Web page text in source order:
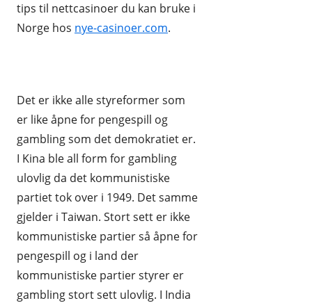
tips til nettcasinoer du kan bruke i
Norge hos nye-casinoer.com.
Det er ikke alle styreformer som
er like åpne for pengespill og
gambling som det demokratiet er.
I Kina ble all form for gambling
ulovlig da det kommunistiske
partiet tok over i 1949. Det samme
gjelder i Taiwan. Stort sett er ikke
kommunistiske partier så åpne for
pengespill og i land der
kommunistiske partier styrer er
gambling stort sett ulovlig. I India